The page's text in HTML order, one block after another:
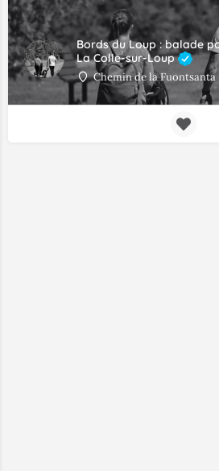
Bords du Loup : balade
La Colle-sur-Loup
Chemin de la Fuontsanta